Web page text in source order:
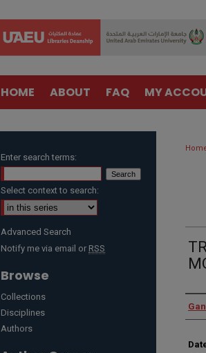
HOME ABOUT FAQ MY
Enter search terms:
Select context to search:
Advanced Search
Notify me via email or RSS
Browse
Collections
Disciplines
Authors